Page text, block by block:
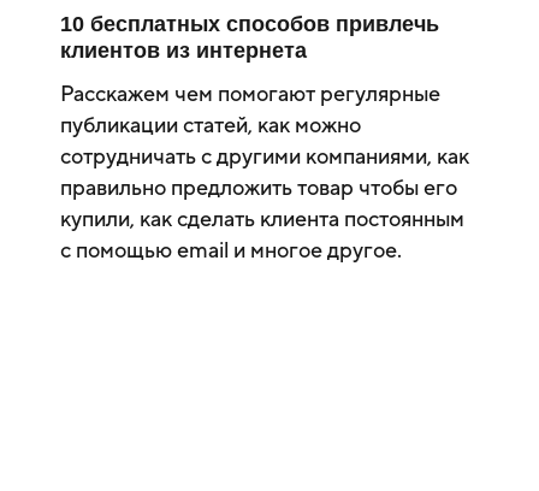
10 бесплатных способов привлечь
клиентов из интернета
Расскажем чем помогают регулярные
публикации статей, как можно
сотрудничать с другими компаниями, как
правильно предложить товар чтобы его
купили, как сделать клиента постоянным
с помощью email и многое другое.